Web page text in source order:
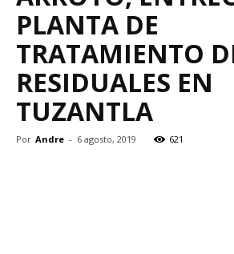
PLANTA DE
TRATAMIENTO
RESIDUALES EN
TUZANTLA
Por Andre - 6 agosto, 2019 621